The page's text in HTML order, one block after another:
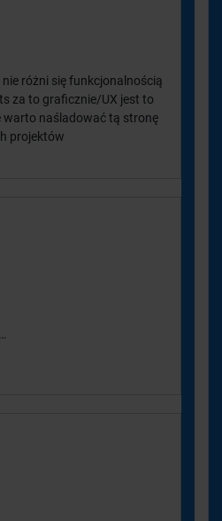
różni się funkcjonalnością
za to graficznie/UX jest to
warto naśladować tą stronę
projektów